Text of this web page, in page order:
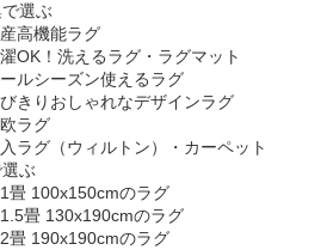
選ぶ
高機能ラグ
OK！洗えるラグ・ラグマット
ルシーズン使えるラグ
きりおしゃれなデザインラグ
ラグ
ラグ（ウィルトン）・カーペット
ぶ
畳 100x150cmのラグ
畳 130x190cmのラグ
畳 190x190cmのラグ